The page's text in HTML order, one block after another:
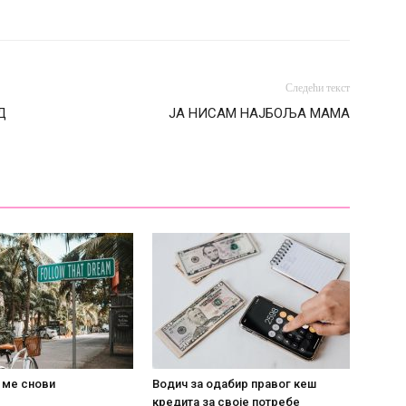
Следећи текст
ЈА НИСАМ НАЈБОЉА МАМА
ме снови
Водич за одабир правог кеш
кредита за своје потребе